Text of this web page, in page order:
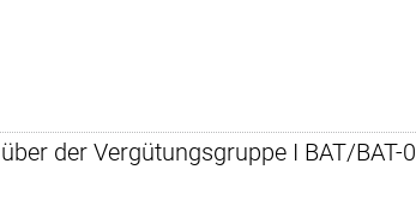
der Vergütungsgruppe I BAT/BAT-0